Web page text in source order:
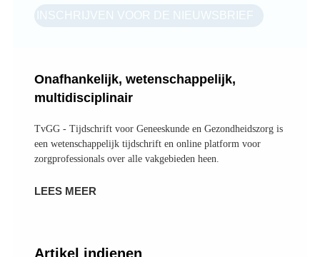
TvGG - Tijdschrift voor Geneeskunde en
Gezondheidszorg is een wetenschappelijk
tijdschrift en online platform voor
zorgprofessionals over alle vakgebieden heen.
LEES MEER
Wil je zelf een artikel indienen? Lees er